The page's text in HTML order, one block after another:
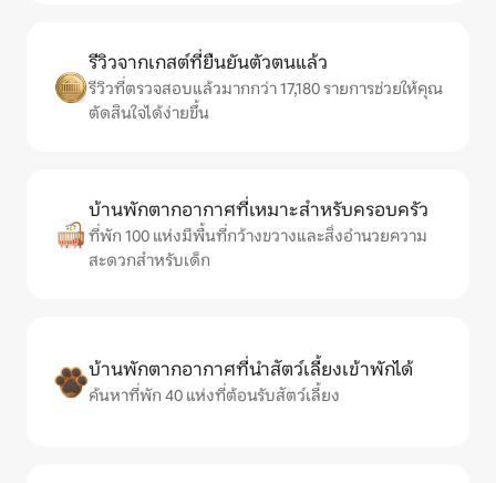
รีวิวจากเกสต์ที่ยืนยันตัวตนแล้ว
รีวิวที่ตรวจสอบแล้วมากกว่า 17,180 รายการช่วยให้คุณ
ตัดสินใจได้ง่ายขึ้น
บ้านพักตากอากาศที่เหมาะสำหรับครอบครัว
ที่พัก 100 แห่งมีพื้นที่กว้างขวางและสิ่งอำนวยความ
สะดวกสำหรับเด็ก
บ้านพักตากอากาศที่นำสัตว์เลี้ยงเข้าพักได้
ค้นหาที่พัก 40 แห่งที่ต้อนรับสัตว์เลี้ยง